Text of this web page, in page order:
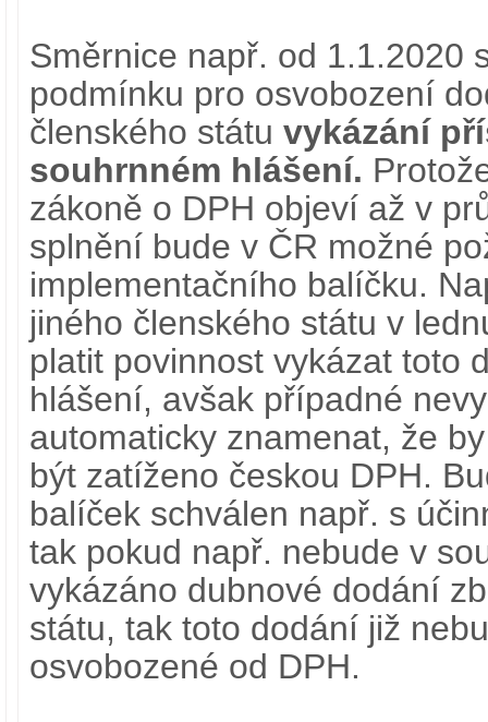
Směrnice např. od 1.1.2020
podmínku pro osvobození
členského státu vykázání
souhrnném hlášení.
zákoně o DPH objeví až v
splnění bude v ČR možné
implementačního balíčku.
jiného členského státu v
platit povinnost vykázat toto
hlášení, avšak případné
automaticky znamenat, že
být zatíženo českou DPH.
balíček schválen např. s
tak pokud např. nebude v
vykázáno dubnové dodání
státu, tak toto dodání již
osvobozené od DPH.